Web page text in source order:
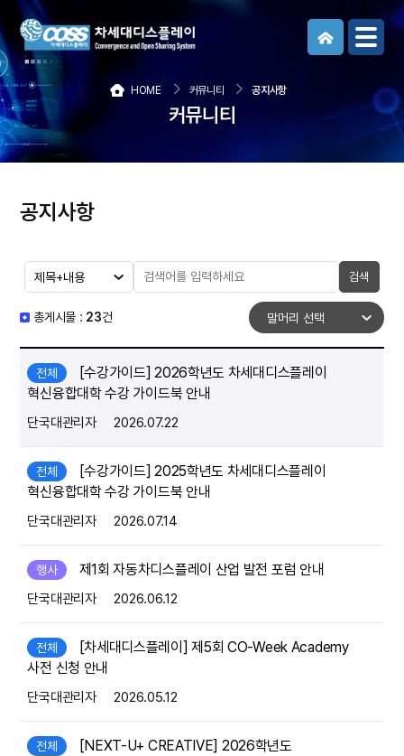
메뉴보기
HOME 커뮤니티 공지사항
커뮤니티
공지사항
총게시물 : 23건
검색
전체
[수강가이드] 2026학년도 차세대디스플레이
혁신융합대학 수강 가이드북 안내
단국대관리자 2026.07.22
전체
[수강가이드] 2025학년도 차세대디스플레이
혁신융합대학 수강 가이드북 안내
단국대관리자 2026.07.14
행사 제1회 자동차디스플레이 산업 발전 포럼 안내
단국대관리자 2026.06.12
전체
[차세대디스플레이] 제5회 CO-Week Academy
사전 신청 안내
단국대관리자 2026.05.12
전체
[NEXT-U+ CREATIVE] 2026학년도